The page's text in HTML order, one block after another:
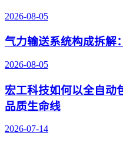
2026-08-05
气力输送系统构成拆解
2026-08-05
宏工科技如何以全自动
品质生命线
2026-07-14